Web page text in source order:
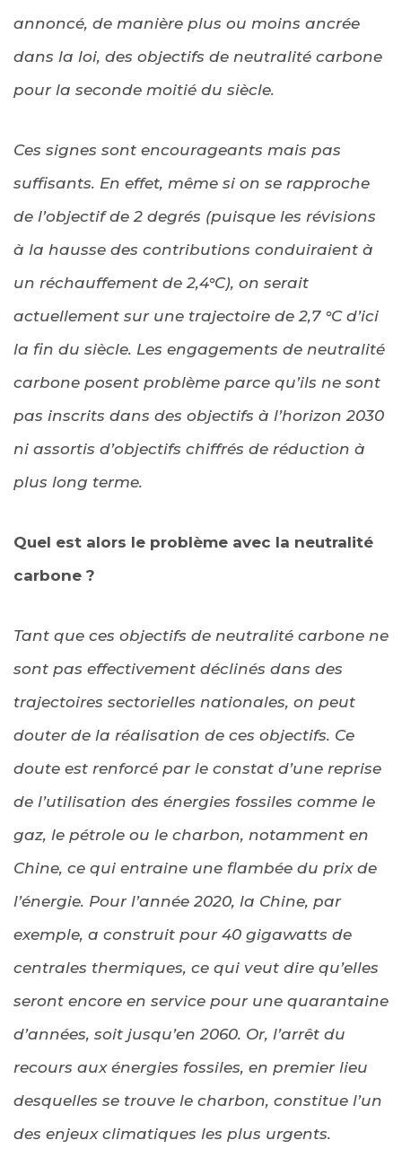
annoncé, de manière plus ou moins ancrée
dans la loi, des objectifs de neutralité carbone
pour la seconde moitié du siècle.
Ces signes sont encourageants mais pas
suffisants. En effet, même si on se rapproche
de l’objectif de 2 degrés (puisque les révisions
à la hausse des contributions conduiraient à
un réchauffement de 2,4°C), on serait
actuellement sur une trajectoire de 2,7 °C d’ici
la fin du siècle. Les engagements de neutralité
carbone posent problème parce qu’ils ne sont
pas inscrits dans des objectifs à l’horizon 2030
ni assortis d’objectifs chiffrés de réduction à
plus long terme.
Quel est alors le problème avec la neutralité
carbone ?
Tant que ces objectifs de neutralité carbone ne
sont pas effectivement déclinés dans des
trajectoires sectorielles nationales, on peut
douter de la réalisation de ces objectifs. Ce
doute est renforcé par le constat d’une reprise
de l’utilisation des énergies fossiles comme le
gaz, le pétrole ou le charbon, notamment en
Chine, ce qui entraine une flambée du prix de
l’énergie. Pour l’année 2020, la Chine, par
exemple, a construit pour 40 gigawatts de
centrales thermiques, ce qui veut dire qu’elles
seront encore en service pour une quarantaine
d’années, soit jusqu’en 2060. Or, l’arrêt du
recours aux énergies fossiles, en premier lieu
desquelles se trouve le charbon, constitue l’un
des enjeux climatiques les plus urgents.